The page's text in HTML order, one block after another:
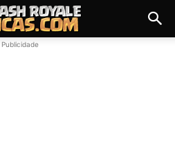
Publicidade